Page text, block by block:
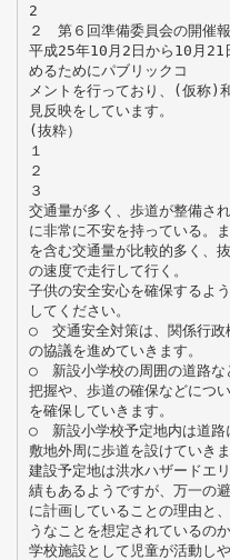
2
２ 第６回準備委員会の開催
平成25年10月2日から10月21
めるためにパブリックコ
メントを行っており、(仮称)
見反映をしています。
(抜粋）
１
２
３
交通量が多く、歩道が整備さ
に非常に不安を持っている。
を含む交通量が比較的多く、
の速度で走行して行く。
子供の安全安心を確保するよ
してください。
○ 交通安全対策は、関係行政
の協議を進めていきます。
○ 新設小学校の周囲の道路な
把握や、歩道の確保などにつ
を確保していきます。
○ 新設小学校予定地内は道路
敷地外周に歩道を設けていきま
建設予定地は洪水ハザードエ
績もあるようですが、万一の
に計画していることの理由と
うなことを想定されているの
学校施設として児童が活動し